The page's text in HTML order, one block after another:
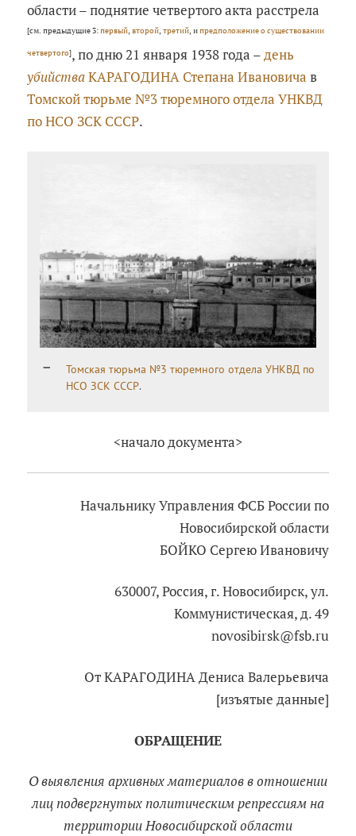
области – поднятие четвертого акта расстрела
[см. предыдущие 3:первый,второй,третий, ипредположение о существовании
четвертого], по дню 21 января 1938 года –день
убийстваКАРАГОДИНА Степана Ивановича в
Томской тюрьме №3 тюремного отдела УНКВД
по НСО ЗСК СССР.
Томская тюрьма №3 тюремного отдела УНКВД по
НСО ЗСК СССР.
<начало документа>
Начальнику Управления ФСБ России по
Новосибирской области
БОЙКО Сергею Ивановичу
630007, Россия, г. Новосибирск, ул.
Коммунистическая, д. 49
novosibirsk@fsb.ru
От КАРАГОДИНА Дениса Валерьевича
[изъятые данные]
ОБРАЩЕНИЕ
О выявления архивных материалов в отношении
лиц подвергнутых политическим репрессиям на
территории Новосибирской области